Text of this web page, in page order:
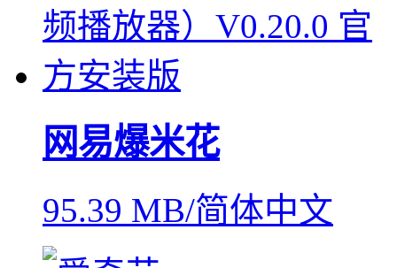
网易爆米花
95.39 MB/简体中文